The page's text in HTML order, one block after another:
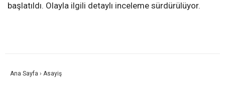
başlatıldı. Olayla ilgili detaylı inceleme sürdürülüyor.
Ana Sayfa › Asayiş